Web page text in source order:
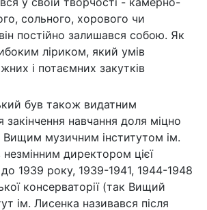
сольного, хорового чи
постійно залишався собою. Як
ліриком, який умів
і потаємних закутків
був також видатним
закінчення навчання доля міцно
Вищим музичним інститутом ім.
незмінним директором цієї
1939 року, 1939-1941, 1944-1948
консерваторії (так Вищий
ім. Лисенка називався після